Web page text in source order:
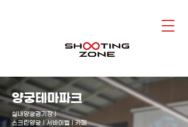
양궁테마파크
실내양궁경기장 |
스크린양궁 | 서바이벌 | 카페